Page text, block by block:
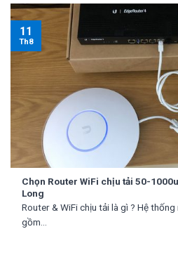
Chọn Router WiFi chịu tải 50-
Long
Router & WiFi chịu tải là gì ? Hệ
gồm...
11
Th8